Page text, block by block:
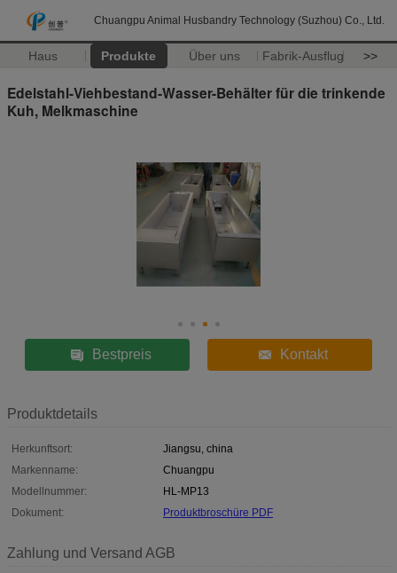
Chuangpu Animal Husbandry Technology (Suzhou) Co., Ltd.
Haus Produkte Über uns Fabrik-Ausflug >>
Edelstahl-Viehbestand-Wasser-Behälter für die trinkende
Kuh, Melkmaschine
Bestpreis Kontakt
Produktdetails
Herkunftsort:
Jiangsu, china
Markenname:
Chuangpu
Modellnummer:
HL-MP13
Dokument:
Produktbroschüre PDF
Zahlung und Versand AGB